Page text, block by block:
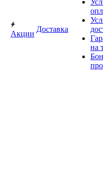
Акции
Доставка
на